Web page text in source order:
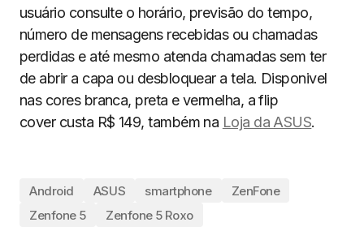
usuário consulte o horário, previsão do tempo,
número de mensagens recebidas ou chamadas
perdidas e até mesmo atenda chamadas sem ter
de abrir a capa ou desbloquear a tela. Disponivel
nas cores branca, preta e vermelha, a flip
cover custa R$ 149, também na Loja da ASUS.
Android ASUS smartphone
ZenFone
Zenfone 5
Zenfone 5 Roxo